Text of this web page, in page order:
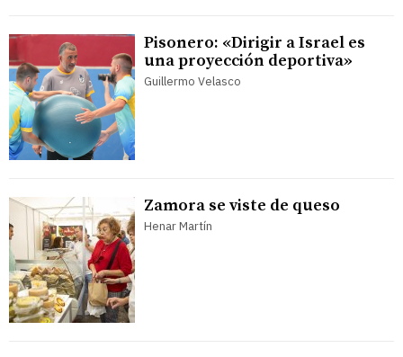
Pisonero: «Dirigir a Israel es
una proyección deportiva»
Guillermo Velasco
Zamora se viste de queso
Henar Martín